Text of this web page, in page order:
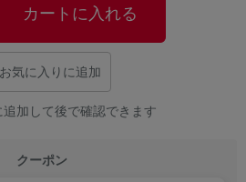
カートに入れる
気に入りに追加
追加して後で確認できます
クーポン